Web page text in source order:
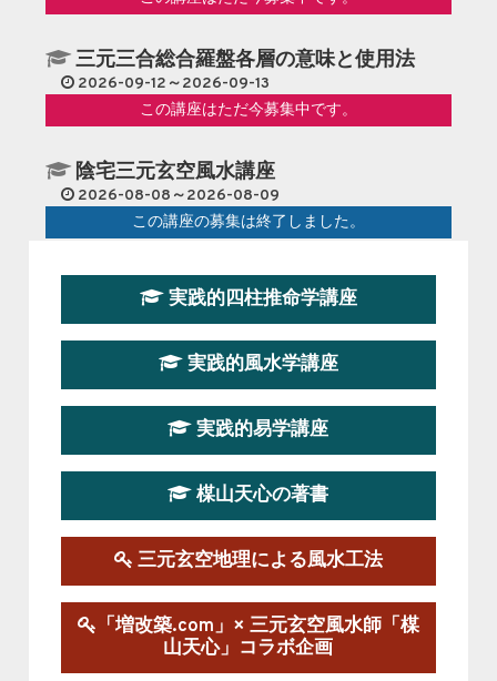
三元三合総合羅盤各層の意味と使用法
2026-09-12～2026-09-13
この講座はただ今募集中です。
陰宅三元玄空風水講座
2026-08-08～2026-08-09
この講座の募集は終了しました。
第１９期立命塾『実践的易学講座』
2026-08-22～2026-10-25
第19期立命塾実践的四柱推命学講座
2026-03-20～2026-07-19
第１９期立命塾実践的風水学講座
この講座の募集は終了しました。
陰宅三元玄空風水講座
2025-06-07～2025-06-08
この講座の募集は終了しました。
実践的四柱推命学講座
実践的風水学講座
実践的易学講座
楳山天心の著書
三元玄空地理による風水工法
「増改築.com」× 三元玄空風水師「楳
山天心」コラボ企画